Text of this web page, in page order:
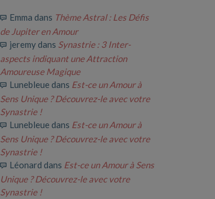
Emma dans Thème Astral : Les Défis
de Jupiter en Amour
jeremydans Synastrie : 3 Inter-
aspects indiquant une Attraction
Amoureuse Magique
Lunebleue dans Est-ce un Amour à
Sens Unique ? Découvrez-le avec votre
Synastrie !
Lunebleue dans Est-ce un Amour à
Sens Unique ? Découvrez-le avec votre
Synastrie !
Léonard dans Est-ce un Amour à Sens
Unique ? Découvrez-le avec votre
Synastrie !